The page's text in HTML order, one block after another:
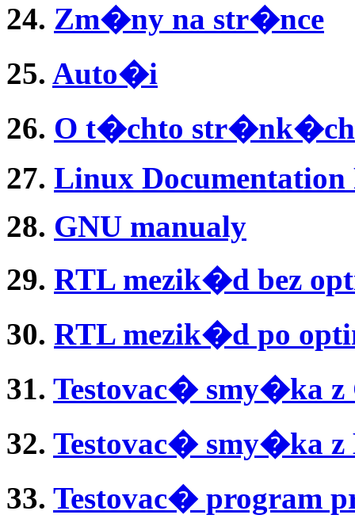
24. Zm�ny na str�nce
25. Auto�i
26. O t�chto str�nk�ch
27. Linux Documentation
28. GNU manualy
29. RTL mezik�d bez
30. RTL mezik�d po
31. Testovac� smy�ka z
32. Testovac� smy�ka z
33. Testovac� program